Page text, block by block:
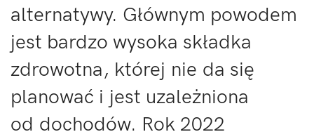
alternatywy. Głównym powodem
jest bardzo wysoka składka
zdrowotna, której nie da się
planować i jest uzależniona
od dochodów. Rok 2022